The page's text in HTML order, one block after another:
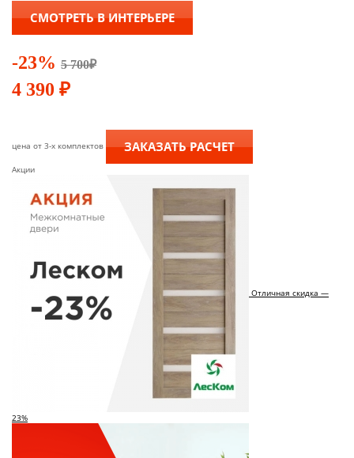
СМОТРЕТЬ В ИНТЕРЬЕРЕ
-23% 5 700₽
4 390 ₽
цена от 3-х комплектов ЗАКАЗАТЬ РАСЧЕТ
Акции
Отличная скидка —
23%